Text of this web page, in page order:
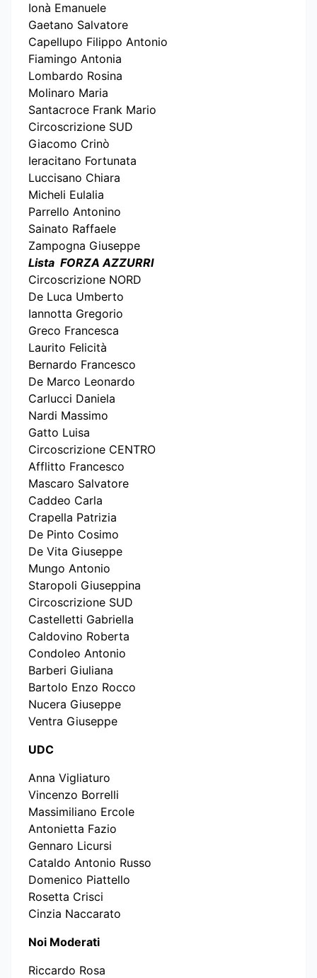
Ionà Emanuele
Gaetano Salvatore
Capellupo Filippo Antonio
Fiamingo Antonia
Lombardo Rosina
Molinaro Maria
Santacroce Frank Mario
Circoscrizione SUD
Giacomo Crinò
Ieracitano Fortunata
Luccisano Chiara
Micheli Eulalia
Parrello Antonino
Sainato Raffaele
Zampogna Giuseppe
Lista FORZA AZZURRI
Circoscrizione NORD
De Luca Umberto
Iannotta Gregorio
Greco Francesca
Laurito Felicità
Bernardo Francesco
De Marco Leonardo
Carlucci Daniela
Nardi Massimo
Gatto Luisa
Circoscrizione CENTRO
Afflitto Francesco
Mascaro Salvatore
Caddeo Carla
Crapella Patrizia
De Pinto Cosimo
De Vita Giuseppe
Mungo Antonio
Staropoli Giuseppina
Circoscrizione SUD
Castelletti Gabriella
Caldovino Roberta
Condoleo Antonio
Barberi Giuliana
Bartolo Enzo Rocco
Nucera Giuseppe
Ventra Giuseppe
UDC
Anna Vigliaturo
Vincenzo Borrelli
Massimiliano Ercole
Antonietta Fazio
Gennaro Licursi
Cataldo Antonio Russo
Domenico Piattello
Rosetta Crisci
Cinzia Naccarato
Noi Moderati
Riccardo Rosa